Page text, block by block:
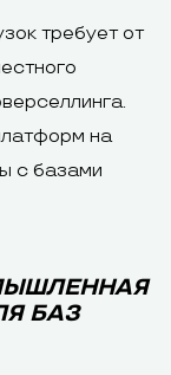
требует от
на
с базами
БАЗ